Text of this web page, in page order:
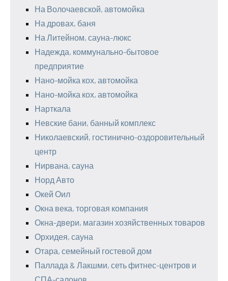
На Волочаевской, автомойка
На дровах, баня
На Литейном, сауна-люкс
Надежда, коммунально-бытовое
предприятие
Нано-мойка кох, автомойка
Нано-мойка кох, автомойка
Нарткала
Невские бани, банный комплекс
Николаевский, гостинично-оздоровительный
центр
Нирвана, сауна
Норд Авто
Окей Оил
Окна века, торговая компания
Окна-двери, магазин хозяйственных товаров
Орхидея, сауна
Отара, семейный гостевой дом
Паллада & Лакшми, сеть фитнес-центров и